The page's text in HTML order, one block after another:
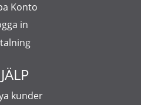
Konto
in
kunder